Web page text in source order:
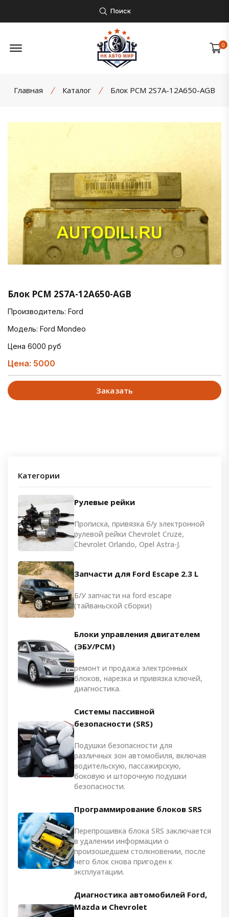
Поиск
Открыть боковое меню 0
Главная Каталог Блок PCM 2S7A-12A650-AGB
Блок PCM 2S7A-12A650-AGB
Производитель: Ford
Модель: Ford Mondeo
Цена 6000 руб
Цена: 5000
Заказать
Категории
Рулевые рейки
Прописка, привязка б/у электронной
рулевой рейки Chevrolet Cruze,
Chevrolet Orlando, Opel Astra-J.
Запчасти для Ford Escape 2.3 L
Б/У запчасти на ford escape
(тайваньской сборки)
Блоки управления двигателем
(ЭБУ/PCM)
ремонт и продажа электронных
блоков, нарезка и привязка ключей,
диагностика.
Системы пассивной
безопасности (SRS)
Подушки безопасности для
различных зон автомобиля, включая
водительскую, пассажирскую,
боковую и шторочную подушки
безопасности.
Программирование блоков SRS
Перепрошивка блока SRS заключается
в удалении информации о
произошедшем столкновении, после
чего блок снова пригоден к
эксплуатации.
Диагностика автомобилей Ford,
Mazda и Chevrolet